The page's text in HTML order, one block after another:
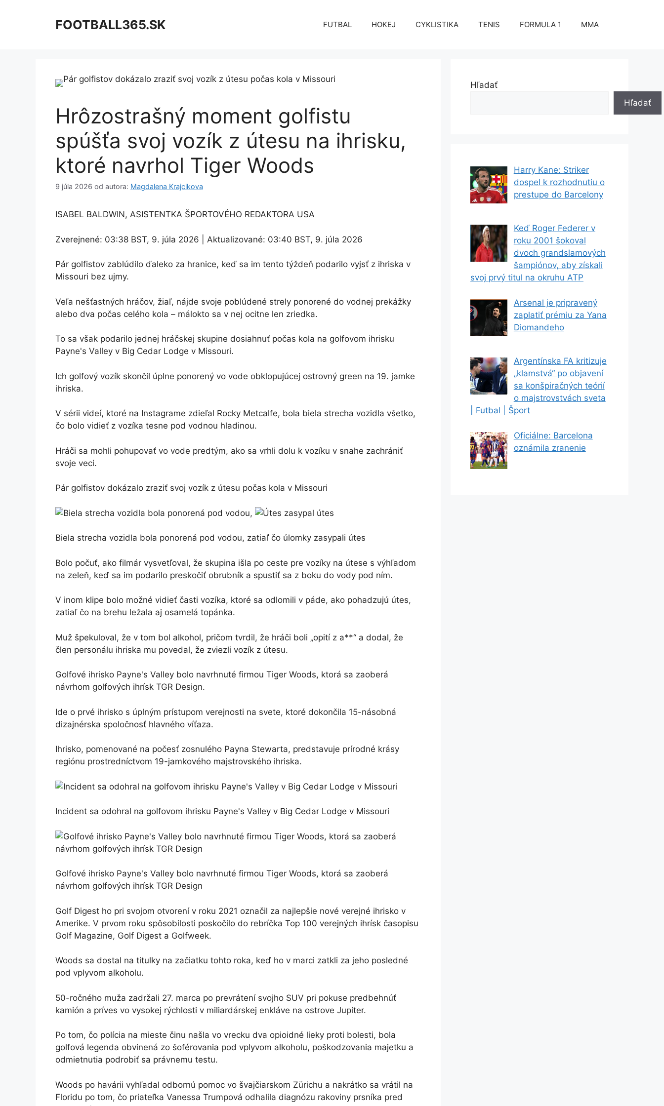
FOOTBALL365.SK FUTBAL HOKEJ CYKLISTIKA TENIS FORMULA 1 MMA
Hrôzostrašný moment golfistu
spúšťa svoj vozík z útesu na ihrisku,
ktoré navrhol Tiger Woods
9 júla 2026 od autora: Magdalena Krajcikova
ISABEL BALDWIN, ASISTENTKA ŠPORTOVÉHO REDAKTORA USA
Zverejnené: 03:38 BST, 9. júla 2026 Aktualizované: 03:40 BST, 9. júla 2026
Pár golfistov zablúdilo ďaleko za hranice, keď sa im tento týždeň podarilo vyjsť z ihriska v
Missouri bez ujmy.
Veľa nešťastných hráčov, žiaľ, nájde svoje poblúdené strely ponorené do vodnej prekážky
alebo dva počas celého kola – málokto sa v nej ocitne len zriedka.
To sa však podarilo jednej hráčskej skupine dosiahnuť počas kola na golfovom ihrisku
Payne's Valley v Big Cedar Lodge v Missouri.
Ich golfový vozík skončil úplne ponorený vo vode obklopujúcej ostrovný green na 19. jamke
ihriska.
V sérii videí, ktoré na Instagrame zdieľal Rocky Metcalfe, bola biela strecha vozidla všetko,
čo bolo vidieť z vozíka tesne pod vodnou hladinou.
Hráči sa mohli pohupovať vo vode predtým, ako sa vrhli dolu k vozíku v snahe zachrániť
svoje veci.
Pár golfistov dokázalo zraziť svoj vozík z útesu počas kola v Missouri
Biela strecha vozidla bola ponorená pod vodou, zatiaľ čo úlomky zasypali útes
Bolo počuť, ako filmár vysvetľoval, že skupina išla po ceste pre vozíky na útese s výhľadom
na zeleň, keď sa im podarilo preskočiť obrubník a spustiť sa z boku do vody pod ním.
V inom klipe bolo možné vidieť časti vozíka, ktoré sa odlomili v páde, ako pohadzujú útes,
zatiaľ čo na brehu ležala aj osamelá topánka.
Muž špekuloval, že v tom bol alkohol, pričom tvrdil, že hráči boli „opití z a**“ a dodal, že
člen personálu ihriska mu povedal, že zviezli vozík z útesu.
Golfové ihrisko Payne's Valley bolo navrhnuté firmou Tiger Woods, ktorá sa zaoberá
návrhom golfových ihrísk TGR Design.
Ide o prvé ihrisko s úplným prístupom verejnosti na svete, ktoré dokončila 15-násobná
dizajnérska spoločnosť hlavného víťaza.
Ihrisko, pomenované na počesť zosnulého Payna Stewarta, predstavuje prírodné krásy
regiónu prostredníctvom 19-jamkového majstrovského ihriska.
Incident sa odohral na golfovom ihrisku Payne's Valley v Big Cedar Lodge v Missouri
Golfové ihrisko Payne's Valley bolo navrhnuté firmou Tiger Woods, ktorá sa zaoberá
návrhom golfových ihrísk TGR Design
Golf Digest ho pri svojom otvorení v roku 2021 označil za najlepšie nové verejné ihrisko v
Amerike. V prvom roku spôsobilosti poskočilo do rebríčka Top 100 verejných ihrísk časopisu
Golf Magazine, Golf Digest a Golfweek.
Woods sa dostal na titulky na začiatku tohto roka, keď ho v marci zatkli za jeho posledné
pod vplyvom alkoholu.
50-ročného muža zadržali 27. marca po prevrátení svojho SUV pri pokuse predbehnúť
kamión a príves vo vysokej rýchlosti v miliardárskej enkláve na ostrove Jupiter.
Po tom, čo polícia na mieste činu našla vo vrecku dva opioidné lieky proti bolesti, bola
golfová legenda obvinená zo šoférovania pod vplyvom alkoholu, poškodzovania majetku a
odmietnutia podrobiť sa právnemu testu.
Woods po havárii vyhľadal odbornú pomoc vo švajčiarskom Zürichu a nakrátko sa vrátil na
Floridu po tom, čo priateľka Vanessa Trumpová odhalila diagnózu rakoviny prsníka pred
Hľadať
Hľadať
Harry Kane: Striker
dospel k rozhodnutiu o
prestupe do Barcelony
Keď Roger Federer v
roku 2001 šokoval
dvoch grandslamových
šampiónov, aby získali
svoj prvý titul na okruhu ATP
Arsenal je pripravený
zaplatiť prémiu za Yana
Diomandeho
Argentínska FA kritizuje
„klamstvá“ po objavení
sa konšpiračných teórií
o majstrovstvách sveta
| Futbal | Šport
Oficiálne: Barcelona
oznámila zranenie